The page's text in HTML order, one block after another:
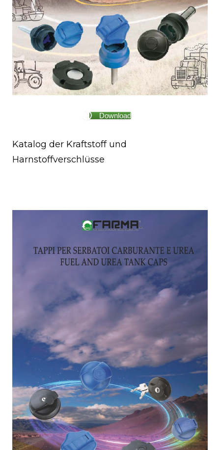
Download
Katalog der Kraftstoff und
Harnstoffverschlüsse